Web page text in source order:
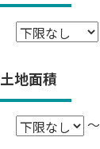
土地面積
～